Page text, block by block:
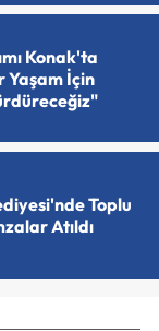
Konak'ta
Yaşam İçin
Toplu
Atıldı